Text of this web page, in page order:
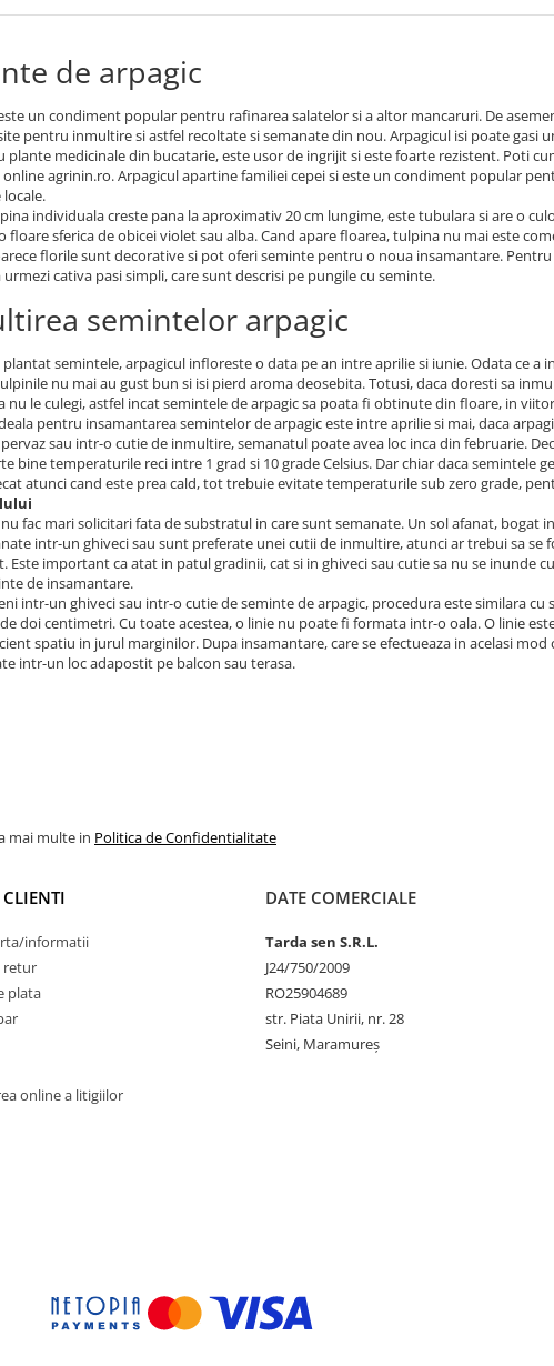
de arpagic
un condiment popular pentru rafinarea salatelor si a altor mancaruri. De
pentru inmultire si astfel recoltate si semanate din nou. Arpagicul isi poate gasi
plante medicinale din bucatarie, este usor de ingrijit si este foarte rezistent. Poti
online agrinin.ro. Arpagicul apartine familiei cepei si este un condiment popular
individuala creste pana la aproximativ 20 cm lungime, este tubulara si are o
floare sferica de obicei violet sau alba. Cand apare floarea, tulpina nu mai este
florile sunt decorative si pot oferi seminte pentru o noua insamantare.
urmezi cativa pasi simpli, care sunt descrisi pe pungile cu seminte.
semintelor arpagic
plantat semintele, arpagicul infloreste o data pe an intre aprilie si iunie. Odata ce a
nu mai au gust bun si isi pierd aroma deosebita. Totusi, daca doresti sa
nu le culegi, astfel incat semintele de arpagic sa poata fi obtinute din floare, in
pentru insamantarea semintelor de arpagic este intre aprilie si mai, daca
sau intr-o cutie de inmultire, semanatul poate avea loc inca din februarie.
bine temperaturile reci intre 1 grad si 10 grade Celsius. Dar chiar daca semintele
atunci cand este prea cald, tot trebuie evitate temperaturile sub zero grade,
fac mari solicitari fata de substratul in care sunt semanate. Un sol afanat, bogat
intr-un ghiveci sau sunt preferate unei cutii de inmultire, atunci ar trebui sa se
Este important ca atat in patul gradinii, cat si in ghiveci sau cutie sa nu se inunde
de insamantare.
intr-un ghiveci sau intr-o cutie de seminte de arpagic, procedura este similara cu
doi centimetri. Cu toate acestea, o linie nu poate fi formata intr-o oala. O linie
spatiu in jurul marginilor. Dupa insamantare, care se efectueaza in acelasi
intr-un loc adapostit pe balcon sau terasa.
mai multe in Politica de Confidentialitate
informatii
retur
plata
online a litigiilor
DATE COMERCIALE
Tarda sen S.R.L.
J24/750/2009
RO25904689
str. Piata Unirii, nr. 28
Seini, Maramureş